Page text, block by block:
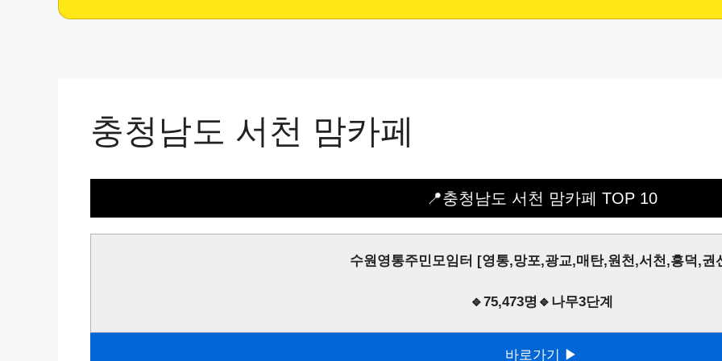
충청남도 서천 맘카페
📍충청남도 서천 맘카페 TOP 10
수원영통주민모임터 [영통,망포,광교,매탄,원천,서천,흥덕,권
🔹75,473명🔹나무3단계
바로가기 ▶